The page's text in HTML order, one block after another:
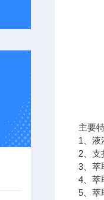
主要
1、液
2、支
3、萃
4、萃
5、萃